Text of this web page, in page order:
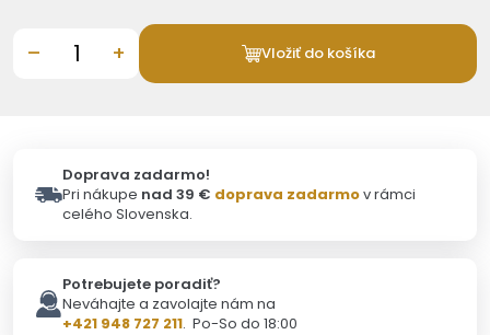
– + Vložiť do košíka
Doprava zadarmo!
Pri nákupe nad 39 € doprava zadarmov rámci
celého Slovenska.
Potrebujete poradiť?
Neváhajte a zavolajte nám na
+421 948 727 211. Po-So do 18:00